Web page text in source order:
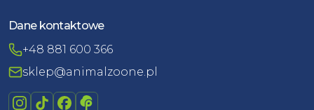
Dane kontaktowe
+48 881 600 366
sklep@animalzoone.pl